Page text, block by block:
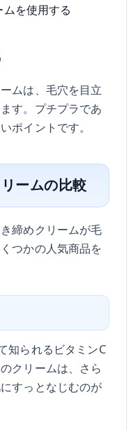
を使用する
ムは、毛穴を目立
す。プチプラであ
ポイントです。
ームの比較
締めクリームが毛
つかの人気商品を
知られるビタミンC
クリームは、さら
すっとなじむのが